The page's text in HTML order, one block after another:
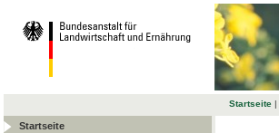
Startseite |
Startseite